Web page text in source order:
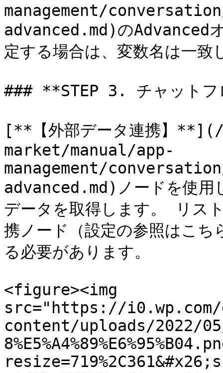
management/
advanced.md)のAdvanced
定する場合は、変数名は一
### **STEP 3. チャットフ
[**【外部データ連携】
market/manual/app-
management/
advanced.md)ノードを使用
データを取得します。 リス
携ノード（設定の参照はこち
る必要があります。
<figure><img
src="https://
content/uploads/2022/05/